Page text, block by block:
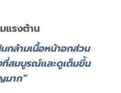
แรงต้าน
กล้ามเนื้อหน้าอกส่วน
ที่สมบูรณ์และดูเต็มขึ้น
มาก”